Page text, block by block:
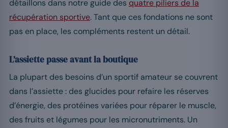
détaillons dans notre guide des quatre piliers de la
récupération sportive. Tant que ces fondations ne sont
pas en place, les compléments restent un détail.
L’assiette passe avant la boutique
La plupart des besoins d’un sportif amateur se couvrent
dans l’assiette : des glucides pour refaire les réserves
d’énergie, des protéines variées pour réparer le muscle,
des fruits et légumes pour les micronutriments. Un